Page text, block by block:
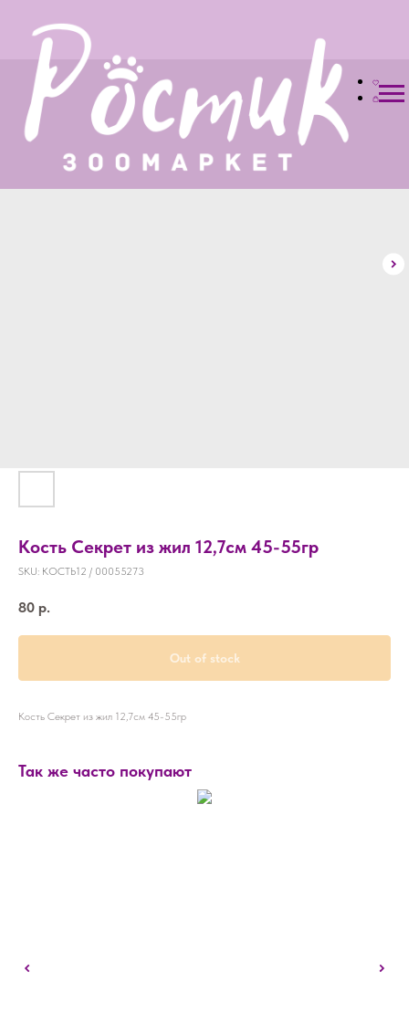
Кость Секрет из жил 12,7см 45-55гр
SKU: КОСТЬ12 / 00055273
80 р.
Out of stock
Кость Секрет из жил 12,7см 45-55гр
Так же часто покупают